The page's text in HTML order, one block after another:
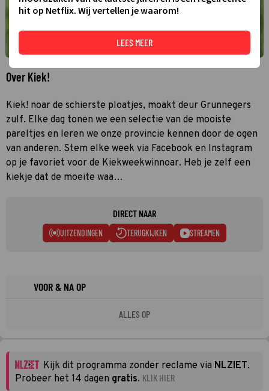
Over Kiek!
Kiek! noar de schierste ploatjes, moakt deur Grunnegers
zulf. Elke dag tonen we een selectie van de mooiste
pareltjes en leren we onze provincie kennen door de ogen
van anderen. Stem elke week via Facebook en Instagram
op je favoriet voor de Kiekweekwinnoar. Heb je zelf een
kiekje dat de moeite waa…
DIRECT NAAR
UITZENDINGEN TERUGKIJKEN STREAMEN
VOOR & NA OP
ALLES OP
Kijk dit programma zonder reclame via NLZIET.
Probeer het 14 dagen gratis. KLIK HIER
hit op Netflix. Wij vertellen je waarom!
LEES MEER